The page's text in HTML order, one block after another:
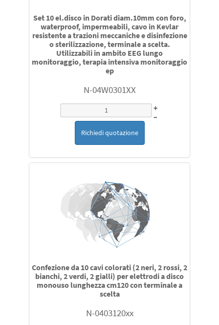
ossigeno SpO2compatibili con Philips Nellcor Ge Medical
datex Ohmeda Nihon Kohden Siemens Draeger
Datascope Mindray Biolight altri
sensori temperatura per Draeger Philips Mindray
Ohmed Ge Medical compatibili
Set 10 el.disco in Dorati diam.10mm con foro,
waterproof, impermeabili, cavo in Kevlar
resistente a trazioni meccaniche e disinfezione
o sterilizzazione, terminale a scelta.
Utilizzabili in ambito EEG lungo
monitoraggio, terapia intensiva monitoraggio
ep
N-04W0301XX
+
–
Richiedi quotazione
Confezione da 10 cavi colorati (2 neri, 2 rossi, 2
bianchi, 2 verdi, 2 gialli) per elettrodi a disco
monouso lunghezza cm120 con terminale a
scelta
N-0403120xx